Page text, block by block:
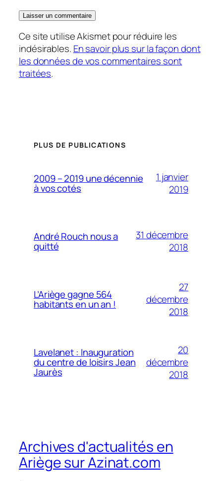
Ce site utilise Akismet pour réduire les
indésirables. En savoir plus sur la façon dont
les données de vos commentaires sont
traitées.
PLUS DE PUBLICATIONS
2009 – 2019 une décennie
à vos cotés
1 janvier
2019
André Rouch nous a
quitté
31 décembre
2018
L’Ariège gagne 564
habitants en un an !
27
décembre
2018
Lavelanet : Inauguration
du centre de loisirs Jean
Jaurès
20
décembre
2018
Archives d'actualités en
Ariège sur Azinat.com